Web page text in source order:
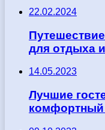
22.02.2024
для отдыха
14.05.2023
Лучшие
комфортный